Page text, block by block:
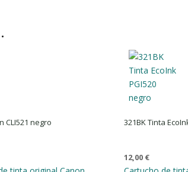
CLI521 negro 321BK Tinta
12,00 €